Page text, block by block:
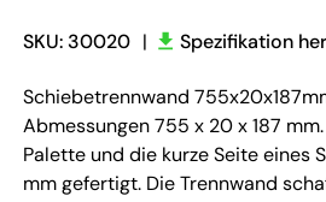
SKU: 30020 | Spezifikation
Schiebetrennwand
Abmessungen 755 x 20 x 187
Palette und die kurze Seite eines
mm gefertigt. Die Trennwand